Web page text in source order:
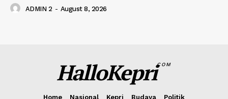
ADMIN 2 - August 8, 2026
HalloKepriCOM
Home Nasional Kepri Budaya Politik